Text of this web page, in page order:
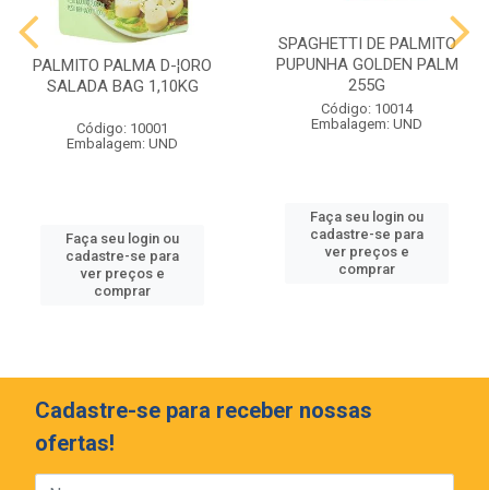
PALMITO PALMA D-¦ORO
SALADA BAG 1,10KG
Código: 10001
Embalagem: UND
Faça seu login ou
cadastre-se para
ver preços e
comprar
SPAGHETTI DE PALMITO
PUPUNHA GOLDEN PALM
255G
Código: 10014
Embalagem: UND
Faça seu login ou
cadastre-se para
ver preços e
comprar
Cadastre-se para receber nossas
ofertas!